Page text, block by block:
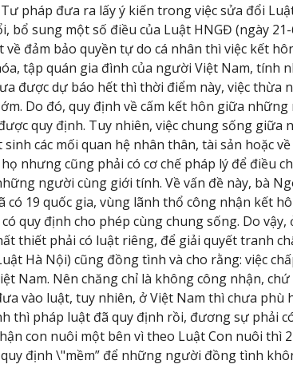
pháp đưa ra lấy ý kiến trong việc sửa đổi
bổ sung một số điều của Luật HNGĐ (ngày
về đảm bảo quyền tự do cá nhân thì việc kết
tập quán gia đình của người Việt Nam, tính
được dự báo hết thì thời điểm này, việc thừa
Do đó, quy định về cấm kết hôn giữa
quy định. Tuy nhiên, việc chung sống
các mối quan hệ nhân thân, tài sản hoặc
nhưng cũng phải có cơ chế pháp lý để điều
người cùng giới tính. Về vấn đề này, bà
có 19 quốc gia, vùng lãnh thổ công nhận kết
quy định cho phép cùng chung sống. Do vậy,
thiết phải có luật riêng, để giải quyết tranh
Hà Nội) cũng đồng tình và cho rằng: việc
Nam. Nên chăng chỉ là không công nhận,
vào luật, tuy nhiên, ở Việt Nam thì chưa phù
pháp luật đã quy định rồi, đương sự phải
con nuôi một bên vì theo Luật Con nuôi
định \"mềm” để những người đồng tình